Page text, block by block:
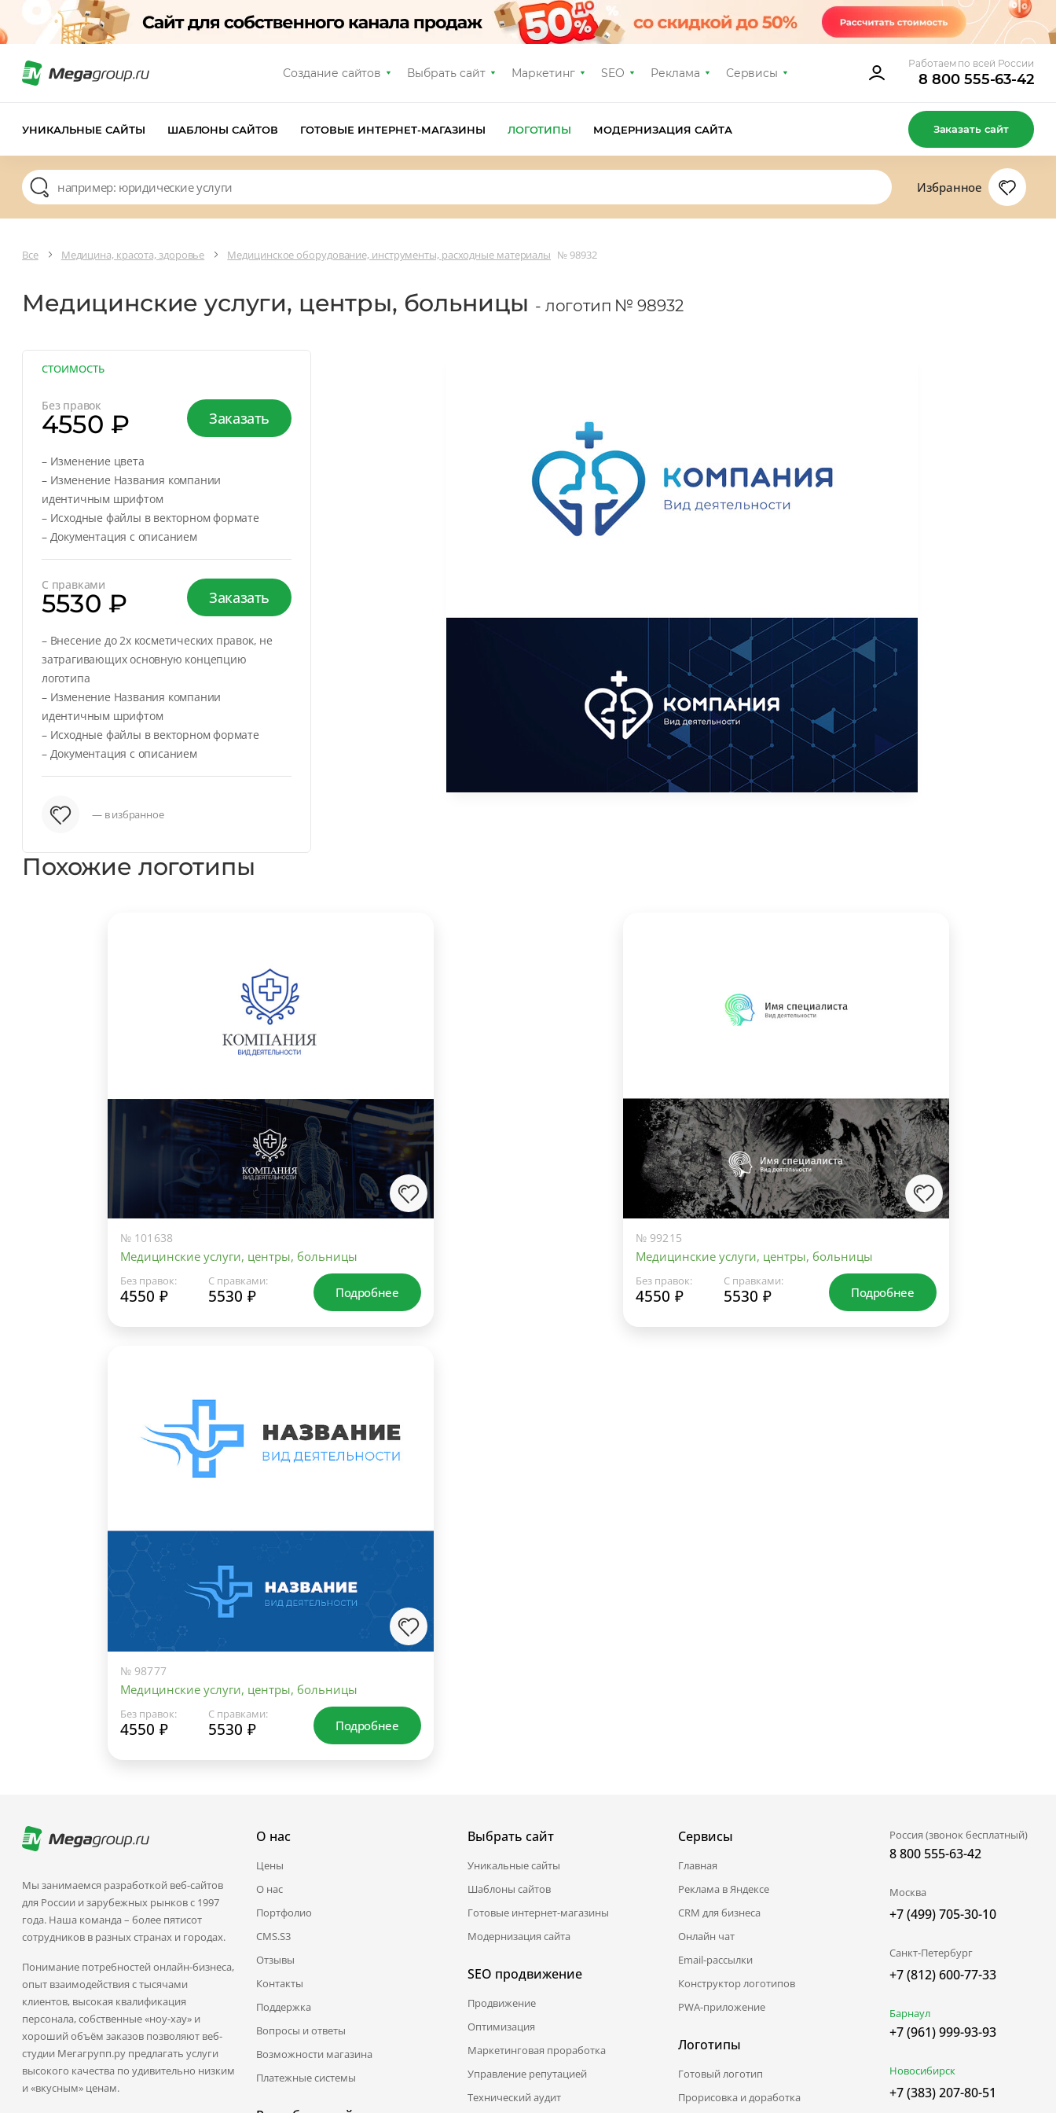
Создание сайтов Выбрать сайт Маркетинг SEO Реклама Сервисы
Работаем по всей России
8 800 555-63-42
УНИКАЛЬНЫЕ САЙТЫ ШАБЛОНЫ САЙТОВ ГОТОВЫЕ ИНТЕРНЕТ-МАГАЗИНЫ ЛОГОТИПЫ МОДЕРНИЗАЦИЯ САЙТА Заказать сайт
Избранное
Все Медицина, красота, здоровье Медицинское оборудование, инструменты, расходные материалы № 98932
Медицинские услуги, центры, больницы - логотип № 98932
СТОИМОСТЬ
Без правок
4550 ₽ Заказать
– Изменение цвета
– Изменение Названия компании
идентичным шрифтом
– Исходные файлы в векторном формате
– Документация с описанием
С правками
5530 ₽ Заказать
– Внесение до 2х косметических правок, не
затрагивающих основную концепцию
логотипа
– Изменение Названия компании
идентичным шрифтом
– Исходные файлы в векторном формате
– Документация с описанием
— в избранное
Похожие логотипы
№ 101638
Медицинские услуги, центры, больницы
Без правок:
4550 ₽
С правками:
5530 ₽ Подробнее
№ 99215
Медицинские услуги, центры, больницы
Без правок:
4550 ₽
С правками:
5530 ₽ Подробнее
№ 98777
Медицинские услуги, центры, больницы
Без правок:
4550 ₽
С правками:
5530 ₽ Подробнее
Мы занимаемся разработкой веб-сайтов
для России и зарубежных рынков с 1997
года. Наша команда – более пятисот
сотрудников в разных странах и городах.
Понимание потребностей онлайн-бизнеса,
опыт взаимодействия с тысячами
клиентов, высокая квалификация
персонала, собственные «ноу-хау» и
хороший объём заказов позволяют веб-
студии Мегагрупп.ру предлагать услуги
высокого качества по удивительно низким
и «вкусным» ценам.
О нас
Цены
О нас
Портфолио
CMS.S3
Отзывы
Контакты
Поддержка
Вопросы и ответы
Возможности магазина
Платежные системы
Выбрать сайт
Уникальные сайты
Шаблоны сайтов
Готовые интернет-магазины
Модернизация сайта
SEO продвижение
Продвижение
Оптимизация
Маркетинговая проработка
Управление репутацией
Технический аудит
Сервисы
Главная
Реклама в Яндексе
CRM для бизнеса
Онлайн чат
Email-рассылки
Конструктор логотипов
PWA-приложение
Логотипы
Готовый логотип
Прорисовка и доработка
Россия (звонок бесплатный)
8 800 555-63-42
Москва
+7 (499) 705-30-10
Санкт-Петербург
+7 (812) 600-77-33
Барнаул
+7 (961) 999-93-93
Новосибирск
+7 (383) 207-80-51